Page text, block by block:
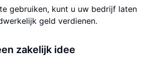
gebruiken, kunt u uw bedrijf laten
geld verdienen.
zakelijk idee